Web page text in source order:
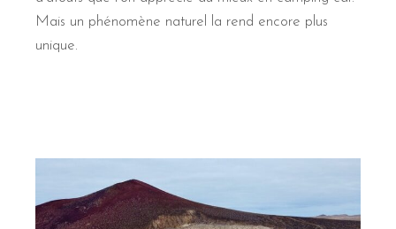
Mais un phénomène naturel la rend encore plus
unique.